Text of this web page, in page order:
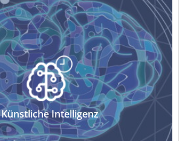
Künstliche Intelligenz